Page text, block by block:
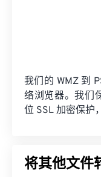
我们的 WMZ 到
络浏览器。我们
位 SSL 加密保护
将其他文件